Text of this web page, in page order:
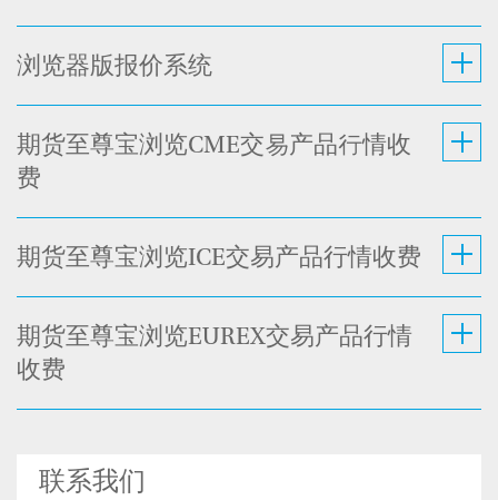
浏览器版报价系统
期货至尊宝浏览CME交易产品行情收
费
期货至尊宝浏览ICE交易产品行情收费
期货至尊宝浏览EUREX交易产品行情
收费
联系我们